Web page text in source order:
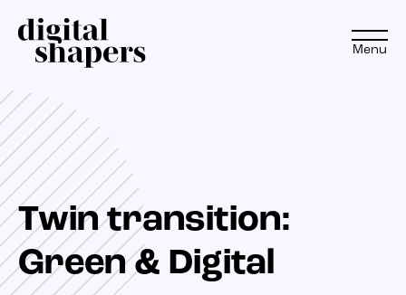
Aanpak
Expertise
NL
EN
Menu
Twin transition:
Green & Digital